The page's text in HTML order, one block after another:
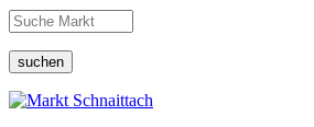
suchen